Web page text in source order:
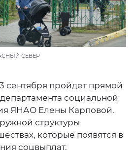
СЕВЕР
сентября пройдет прямой
социальной
ЯНАО Елены Карповой.
структуры
которые появятся в
соцвыплат.